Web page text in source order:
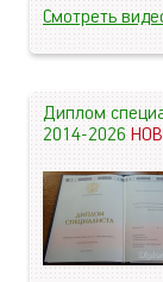
Смотреть
Диплом
2014-2026